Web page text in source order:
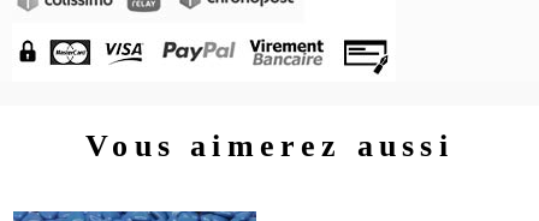
Vous aimerez aussi